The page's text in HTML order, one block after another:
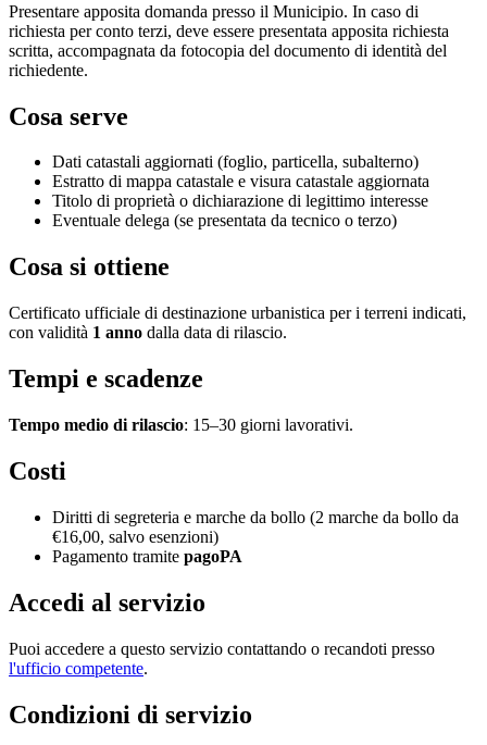
Presentare apposita domanda presso il Municipio. In caso di
richiesta per conto terzi, deve essere presentata apposita richiesta
scritta, accompagnata da fotocopia del documento di identità del
richiedente.
Cosa serve
Dati catastali aggiornati (foglio, particella, subalterno)
Estratto di mappa catastale e visura catastale aggiornata
Titolo di proprietà o dichiarazione di legittimo interesse
Eventuale delega (se presentata da tecnico o terzo)
Cosa si ottiene
Certificato ufficiale di destinazione urbanistica per i terreni indicati,
con validità 1 anno dalla data di rilascio.
Tempi e scadenze
Tempo medio di rilascio: 15–30 giorni lavorativi.
Costi
Diritti di segreteria e marche da bollo (2 marche da bollo da
€16,00, salvo esenzioni)
Pagamento tramite pagoPA
Accedi al servizio
Puoi accedere a questo servizio contattando o recandoti presso
l'ufficio competente.
Condizioni di servizio